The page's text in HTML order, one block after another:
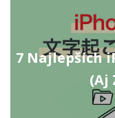
7 Najlepších
(Aj